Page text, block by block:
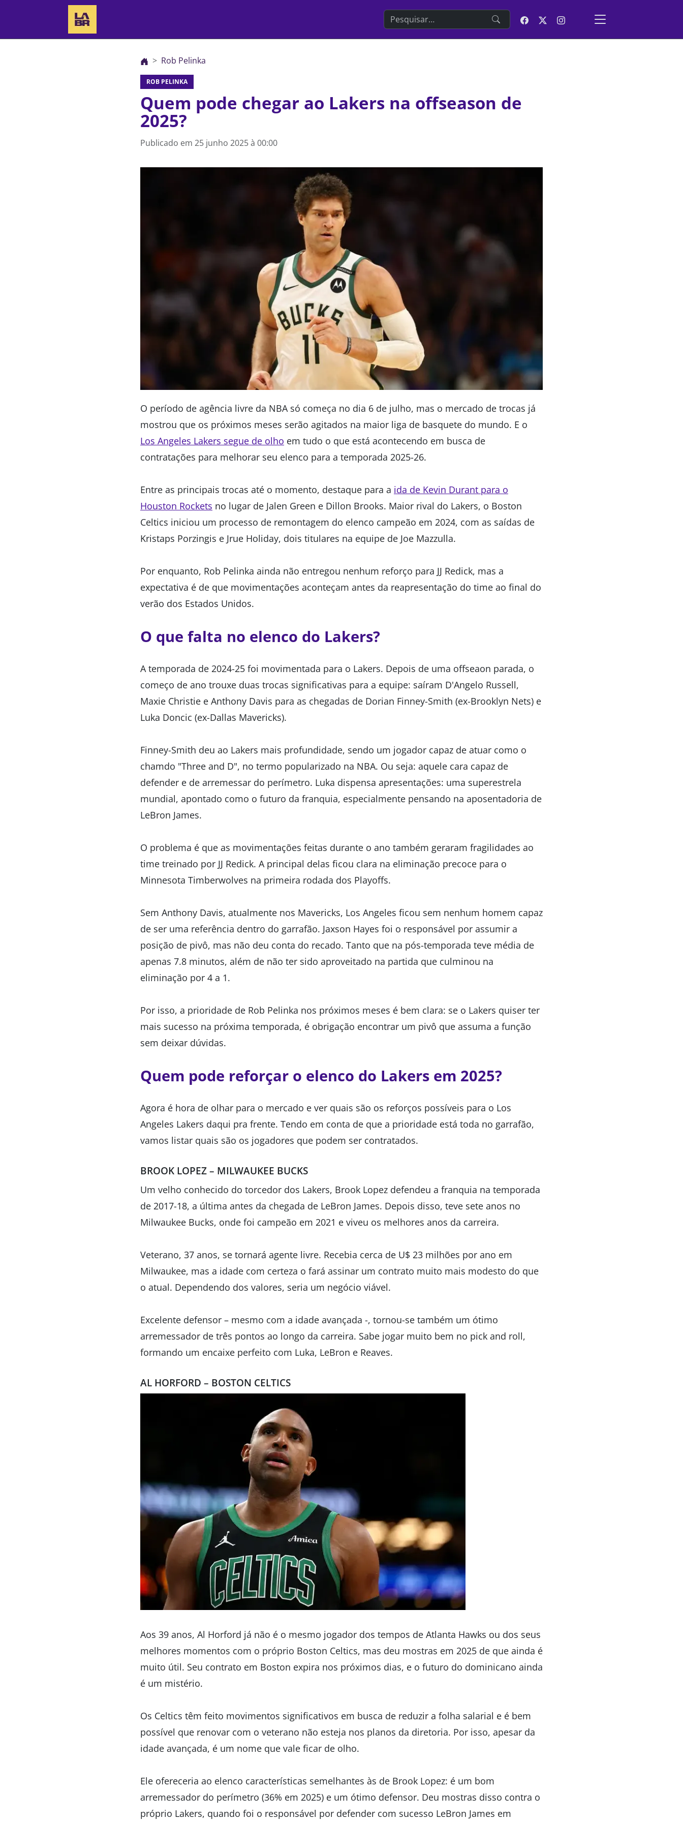
Search the website
Rob Pelinka
ROB PELINKA
Quem pode chegar ao Lakers na offseason de
2025?
Publicado em 25 junho 2025 à 00:00
O período de agência livre da NBA só começa no dia 6 de julho, mas o mercado de trocas já
mostrou que os próximos meses serão agitados na maior liga de basquete do mundo. E o
Los Angeles Lakers segue de olho em tudo o que está acontecendo em busca de
contratações para melhorar seu elenco para a temporada 2025-26.
Entre as principais trocas até o momento, destaque para a ida de Kevin Durant para o
Houston Rockets no lugar de Jalen Green e Dillon Brooks. Maior rival do Lakers, o Boston
Celtics iniciou um processo de remontagem do elenco campeão em 2024, com as saídas de
Kristaps Porzingis e Jrue Holiday, dois titulares na equipe de Joe Mazzulla.
Por enquanto, Rob Pelinka ainda não entregou nenhum reforço para JJ Redick, mas a
expectativa é de que movimentações aconteçam antes da reapresentação do time ao final do
verão dos Estados Unidos.
O que falta no elenco do Lakers?
A temporada de 2024-25 foi movimentada para o Lakers. Depois de uma offseaon parada, o
começo de ano trouxe duas trocas significativas para a equipe: saíram D'Angelo Russell,
Maxie Christie e Anthony Davis para as chegadas de Dorian Finney-Smith (ex-Brooklyn Nets) e
Luka Doncic (ex-Dallas Mavericks).
Finney-Smith deu ao Lakers mais profundidade, sendo um jogador capaz de atuar como o
chamdo "Three and D", no termo popularizado na NBA. Ou seja: aquele cara capaz de
defender e de arremessar do perímetro. Luka dispensa apresentações: uma superestrela
mundial, apontado como o futuro da franquia, especialmente pensando na aposentadoria de
LeBron James.
O problema é que as movimentações feitas durante o ano também geraram fragilidades ao
time treinado por JJ Redick. A principal delas ficou clara na eliminação precoce para o
Minnesota Timberwolves na primeira rodada dos Playoffs.
Sem Anthony Davis, atualmente nos Mavericks, Los Angeles ficou sem nenhum homem capaz
de ser uma referência dentro do garrafão. Jaxson Hayes foi o responsável por assumir a
posição de pivô, mas não deu conta do recado. Tanto que na pós-temporada teve média de
apenas 7.8 minutos, além de não ter sido aproveitado na partida que culminou na
eliminação por 4 a 1.
Por isso, a prioridade de Rob Pelinka nos próximos meses é bem clara: se o Lakers quiser ter
mais sucesso na próxima temporada, é obrigação encontrar um pivô que assuma a função
sem deixar dúvidas.
Quem pode reforçar o elenco do Lakers em 2025?
Agora é hora de olhar para o mercado e ver quais são os reforços possíveis para o Los
Angeles Lakers daqui pra frente. Tendo em conta de que a prioridade está toda no garrafão,
vamos listar quais são os jogadores que podem ser contratados.
BROOK LOPEZ – MILWAUKEE BUCKS
Um velho conhecido do torcedor dos Lakers, Brook Lopez defendeu a franquia na temporada
de 2017-18, a última antes da chegada de LeBron James. Depois disso, teve sete anos no
Milwaukee Bucks, onde foi campeão em 2021 e viveu os melhores anos da carreira.
Veterano, 37 anos, se tornará agente livre. Recebia cerca de U$ 23 milhões por ano em
Milwaukee, mas a idade com certeza o fará assinar um contrato muito mais modesto do que
o atual. Dependendo dos valores, seria um negócio viável.
Excelente defensor – mesmo com a idade avançada -, tornou-se também um ótimo
arremessador de três pontos ao longo da carreira. Sabe jogar muito bem no pick and roll,
formando um encaixe perfeito com Luka, LeBron e Reaves.
AL HORFORD – BOSTON CELTICS
Aos 39 anos, Al Horford já não é o mesmo jogador dos tempos de Atlanta Hawks ou dos seus
melhores momentos com o próprio Boston Celtics, mas deu mostras em 2025 de que ainda é
muito útil. Seu contrato em Boston expira nos próximos dias, e o futuro do dominicano ainda
é um mistério.
Os Celtics têm feito movimentos significativos em busca de reduzir a folha salarial e é bem
possível que renovar com o veterano não esteja nos planos da diretoria. Por isso, apesar da
idade avançada, é um nome que vale ficar de olho.
Ele ofereceria ao elenco características semelhantes às de Brook Lopez: é um bom
arremessador do perímetro (36% em 2025) e um ótimo defensor. Deu mostras disso contra o
próprio Lakers, quando foi o responsável por defender com sucesso LeBron James em